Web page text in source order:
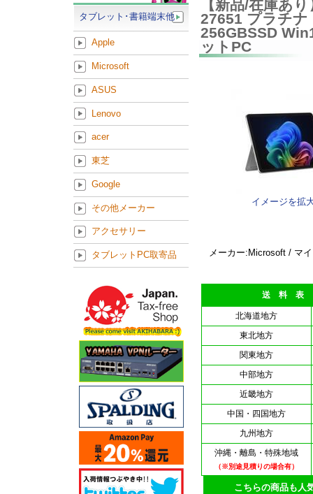
【新品/在庫あ
27651 プラチ
256GBSSD
ットPC
イメージを拡
メーカー:Microsoft / マ
送 料 表
北海道地方
東北地方
関東地方
中部地方
近畿地方
中国・四国地方
九州地方
沖縄・離島・特殊地域
（※別途見積りの場合有）
こちらの商品も人気
タブレット･書籍端末他
Apple
Microsoft
ASUS
Lenovo
acer
東芝
Google
その他メーカー
アクセサリー
タブレットPC取寄品